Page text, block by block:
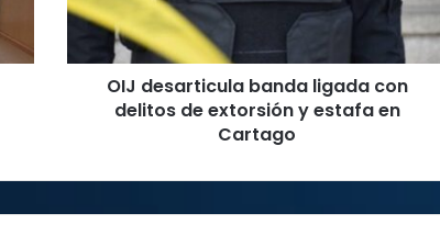
de
extorsión
y
estafaOIJ desarticula banda ligada con
delitos de extorsión y estafa en
Cartago